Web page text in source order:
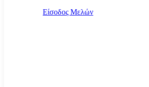
Είσοδος Μελών